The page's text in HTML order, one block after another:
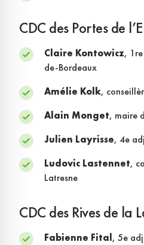
CDC des Portes de
Claire Kontowicz,
de-Bordeaux
Amélie Kolk,
Alain Monget, maire
Julien Layrisse, 4e
Ludovic Lastennet,
Latresne
CDC des Rives de la
Fabienne Fital , 5e